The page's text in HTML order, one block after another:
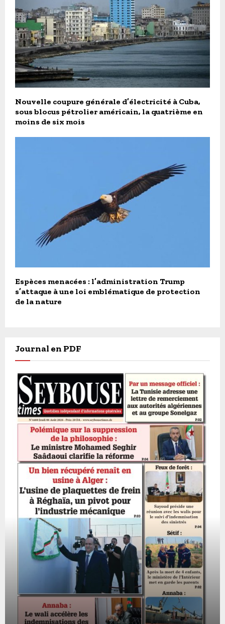
Nouvelle coupure générale d’électricité à Cuba,
sous blocus pétrolier américain, la quatrième en
moins de six mois
Espèces menacées : l’administration Trump
s’attaque à une loi emblématique de protection
de la nature
Journal en PDF